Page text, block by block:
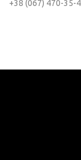
+38 (067) 470-35-